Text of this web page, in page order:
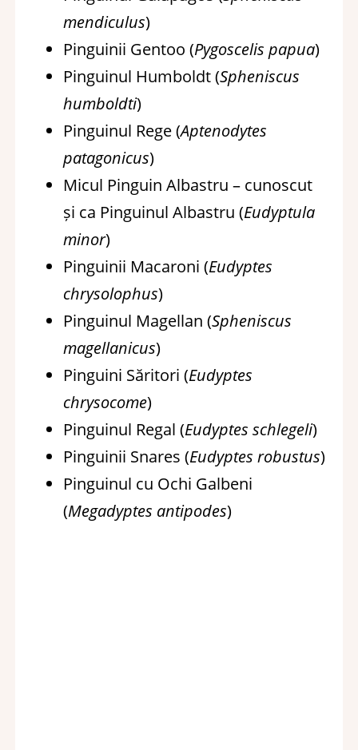
mendiculus)
Pinguinii Gentoo (Pygoscelis papua)
Pinguinul Humboldt (Spheniscus
humboldti)
Pinguinul Rege (Aptenodytes
patagonicus)
Micul Pinguin Albastru – cunoscut
și ca Pinguinul Albastru (Eudyptula
minor)
Pinguinii Macaroni (Eudyptes
chrysolophus)
Pinguinul Magellan (Spheniscus
magellanicus)
Pinguini Săritori (Eudyptes
chrysocome)
Pinguinul Regal (Eudyptes schlegeli)
Pinguinii Snares (Eudyptes robustus)
Pinguinul cu Ochi Galbeni
(Megadyptes antipodes)